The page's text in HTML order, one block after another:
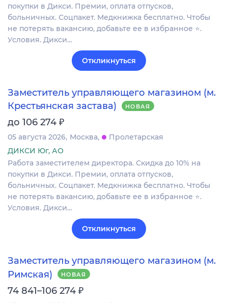
покупки в Дикси. Премии, оплата отпусков,
больничных. Соцпакет. Медкнижка бесплатно. Чтобы
не потерять вакансию, добавьте ее в избранное ⭐.
Условия. Дикси…
Откликнуться
Заместитель управляющего магазином (м.
Крестьянская застава)
НОВАЯ
до 106 274 ₽
05 августа 2026 Москва
Пролетарская
ДИКСИ Юг, АО
Работа заместителем директора. Скидка до 10% на
покупки в Дикси. Премии, оплата отпусков,
больничных. Соцпакет. Медкнижка бесплатно. Чтобы
не потерять вакансию, добавьте ее в избранное ⭐.
Условия. Дикси…
Откликнуться
Заместитель управляющего магазином (м.
Римская)
НОВАЯ
74 841–106 274 ₽